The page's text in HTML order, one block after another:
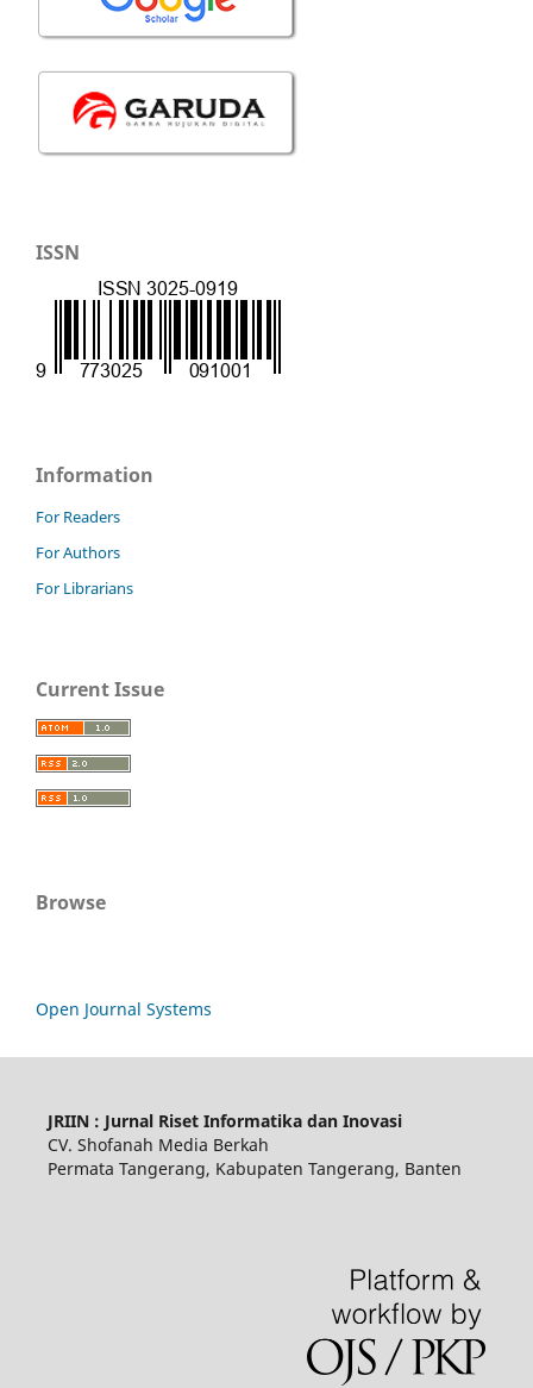
ISSN
Information
For Readers
For Authors
For Librarians
Current Issue
Browse
Open Journal Systems
JRIIN : Jurnal Riset Informatika dan Inovasi
CV. Shofanah Media Berkah
Permata Tangerang, Kabupaten Tangerang, Banten